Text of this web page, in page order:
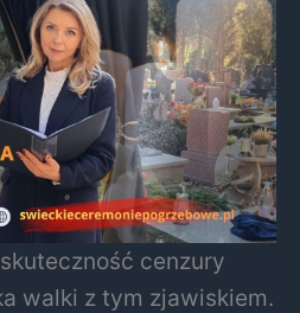
cenzury
walki z tym zjawiskiem.